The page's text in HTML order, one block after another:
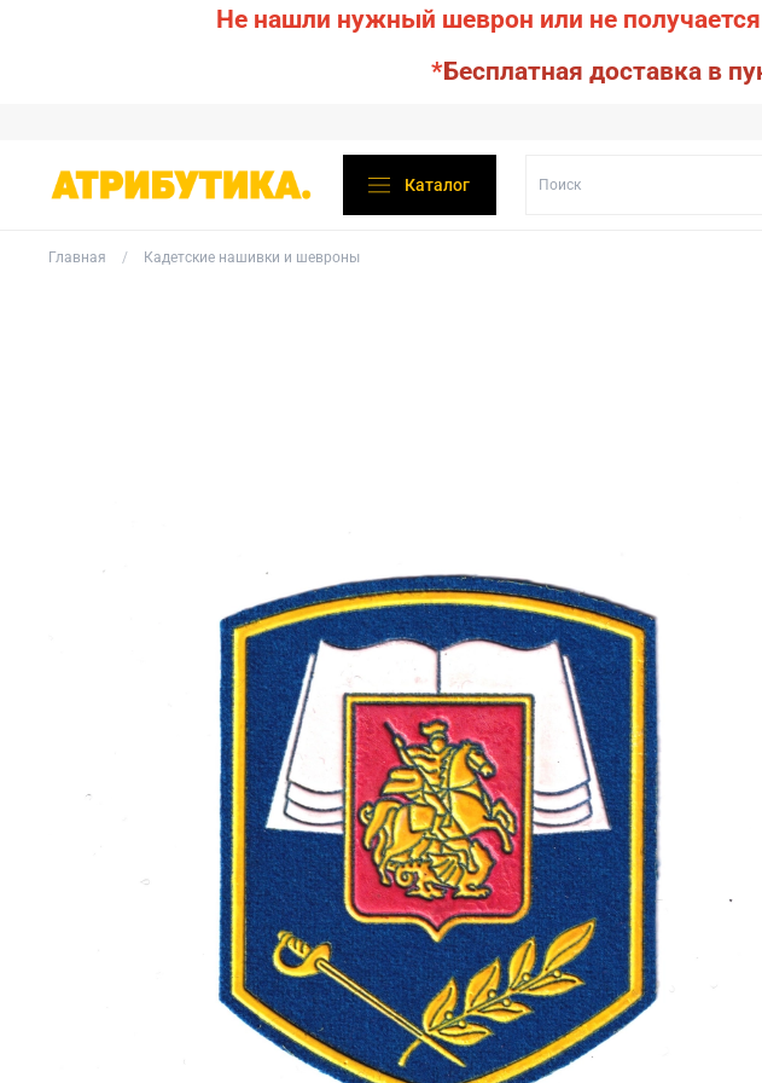
Не нашли нужный шеврон или не
*Бесплатная доставка в
Каталог
Главная Кадетские нашивки и шевроны